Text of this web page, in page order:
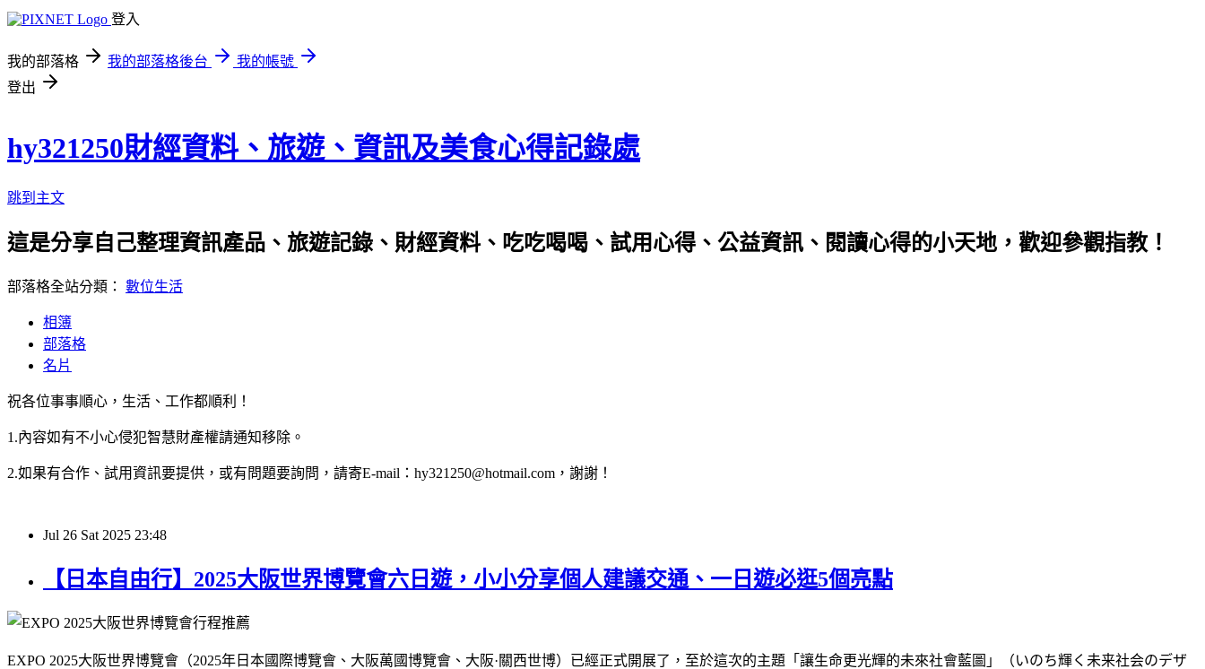
登入
我的部落格 我的部落格後台
我的帳號
登出
hy321250財經資料、旅遊、資訊及美食心得記錄處
跳到主文
這是分享自己整理資訊產品、旅遊記錄、財經資料、吃吃喝喝、試用心得、公益資訊、閱讀心得的小天地，歡迎參觀指教！
部落格全站分類： 數位生活
相簿
部落格
名片
祝各位事事順心，生活、工作都順利！
1.內容如有不小心侵犯智慧財產權請通知移除。
2.如果有合作、試用資訊要提供，或有問題要詢問，請寄E-mail：hy321250@hotmail.com，謝謝！
Jul 26 Sat 2025 23:48
【日本自由行】2025大阪世界博覽會六日遊，小小分享個人建議交通、一日遊必逛5個亮點
EXPO 2025大阪世界博覽會（2025年日本國際博覽會、大阪萬國博覽會、大阪·關西世博）已經正式開展了，至於這次的主題「讓生命更光輝的未來社會藍圖」（いのち輝く未来社会のデザ